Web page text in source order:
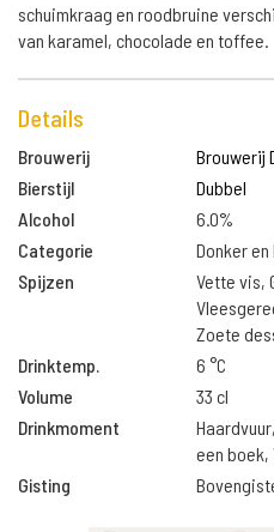
schuimkraag en roodbruine
van karamel, chocolade en toffee.
Details
Brouwerij
Brouwerij
Bierstijl
Dubbel
Alcohol
6.0%
Categorie
Donker en
Spijzen
Vette vis,
Zoete
Drinktemp.
6 °C
Volume
33 cl
Drinkmoment
een boek,
Gisting